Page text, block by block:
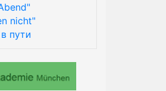
nicht"
пути